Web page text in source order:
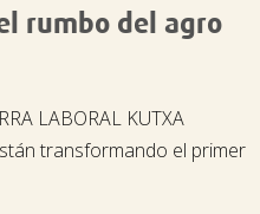
rumbo del agro
LABORAL KUTXA
transformando el primer